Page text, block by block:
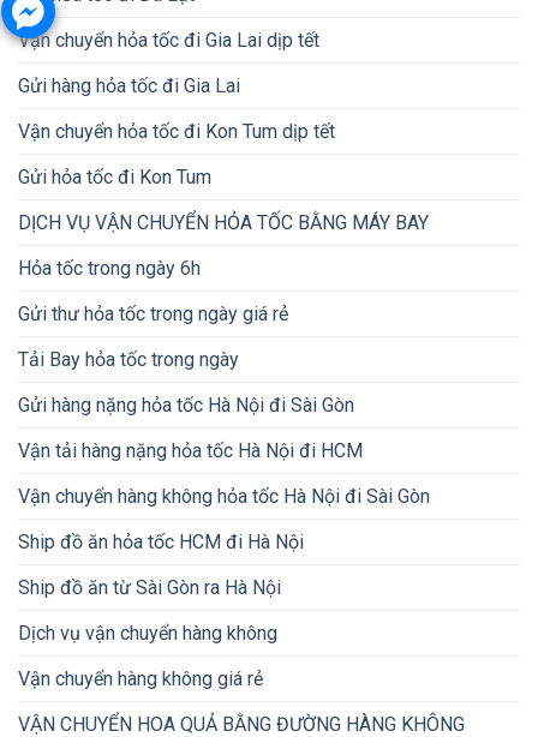
Vận chuyển hỏa tốc đi Gia Lai dịp tết
Gửi hàng hỏa tốc đi Gia Lai
Vận chuyển hỏa tốc đi Kon Tum dịp tết
Gửi hỏa tốc đi Kon Tum
DỊCH VỤ VẬN CHUYỂN HỎA TỐC BẰNG MÁY BAY
Hỏa tốc trong ngày 6h
Gửi thư hỏa tốc trong ngày giá rẻ
Tải Bay hỏa tốc trong ngày
Gửi hàng nặng hỏa tốc Hà Nội đi Sài Gòn
Vận tải hàng nặng hỏa tốc Hà Nội đi HCM
Vận chuyển hàng không hỏa tốc Hà Nội đi Sài Gòn
Ship đồ ăn hỏa tốc HCM đi Hà Nội
Ship đồ ăn từ Sài Gòn ra Hà Nội
Dịch vụ vận chuyển hàng không
Vận chuyển hàng không giá rẻ
VẬN CHUYỂN HOA QUẢ BẰNG ĐƯỜNG HÀNG KHÔNG